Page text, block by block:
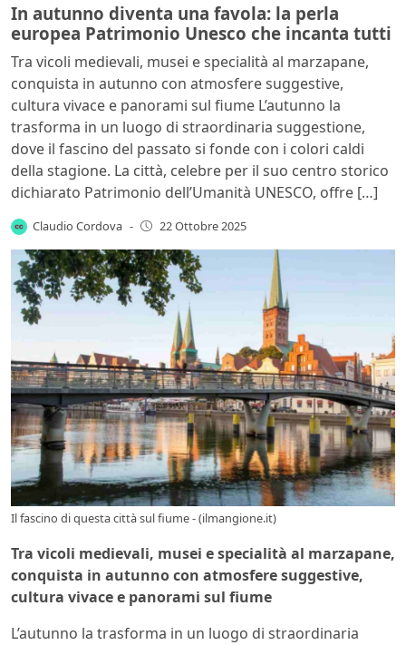
In autunno diventa una favola: la perla
europea Patrimonio Unesco che incanta tutti
Tra vicoli medievali, musei e specialità al marzapane,
conquista in autunno con atmosfere suggestive,
cultura vivace e panorami sul fiume L’autunno la
trasforma in un luogo di straordinaria suggestione,
dove il fascino del passato si fonde con i colori caldi
della stagione. La città, celebre per il suo centro storico
dichiarato Patrimonio dell’Umanità UNESCO, offre […]
Claudio Cordova - 22 Ottobre 2025
Il fascino di questa città sul fiume - (ilmangione.it)
Tra vicoli medievali, musei e specialità al marzapane,
conquista in autunno con atmosfere suggestive,
cultura vivace e panorami sul fiume
L’autunno la trasforma in un luogo di straordinaria